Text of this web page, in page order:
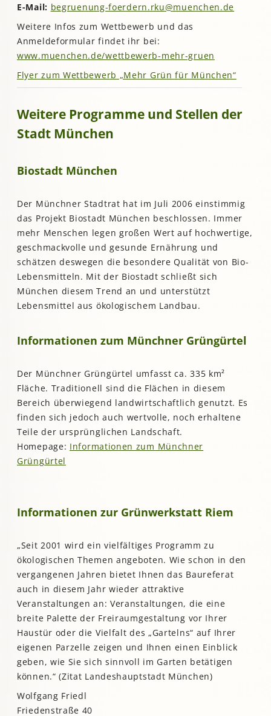
E-Mail: begruenung-foerdern.rku@muenchen.de
Weitere Infos zum Wettbewerb und das
Anmeldeformular findet ihr bei:
www.muenchen.de/wettbewerb-mehr-gruen
Flyer zum Wettbewerb „Mehr Grün für München“
Weitere Programme und Stellen der
Stadt München
Biostadt München
Der Münchner Stadtrat hat im Juli 2006 einstimmig
das Projekt Biostadt München beschlossen. Immer
mehr Menschen legen großen Wert auf hochwertige,
geschmackvolle und gesunde Ernährung und
schätzen deswegen die besondere Qualität von Bio-
Lebensmitteln. Mit der Biostadt schließt sich
München diesem Trend an und unterstützt
Lebensmittel aus ökologischem Landbau.
Informationen zum Münchner Grüngürtel
Der Münchner Grüngürtel umfasst ca. 335 km²
Fläche. Traditionell sind die Flächen in diesem
Bereich überwiegend landwirtschaftlich genutzt. Es
finden sich jedoch auch wertvolle, noch erhaltene
Teile der ursprünglichen Landschaft.
Homepage: Informationen zum Münchner
Grüngürtel
Informationen zur Grünwerkstatt Riem
„Seit 2001 wird ein vielfältiges Programm zu
ökologischen Themen angeboten. Wie schon in den
vergangenen Jahren bietet Ihnen das Baureferat
auch in diesem Jahr wieder attraktive
Veranstaltungen an: Veranstaltungen, die eine
breite Palette der Freiraumgestaltung vor Ihrer
Haustür oder die Vielfalt des „Gartelns“ auf Ihrer
eigenen Parzelle zeigen und Ihnen einen Einblick
geben, wie Sie sich sinnvoll im Garten betätigen
können.“ (Zitat Landeshauptstadt München)
Wolfgang Friedl
Friedenstraße 40